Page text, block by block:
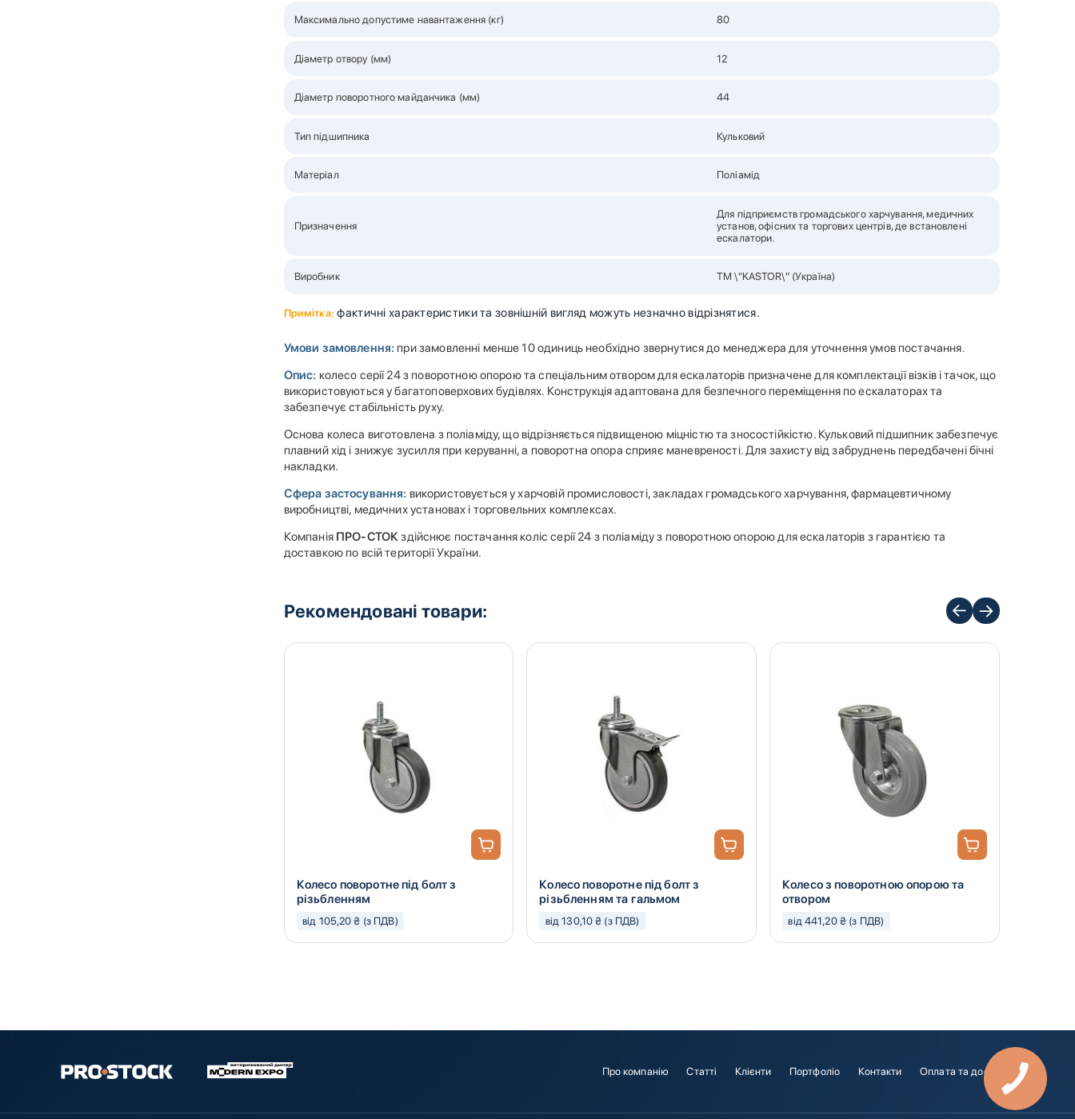
Максимально допустиме навантаження (кг) 80
Діаметр отвору (мм) 12
Діаметр поворотного майданчика (мм) 44
Тип підшипника Кульковий
Матеріал Поліамід
Призначення
Для підприємств громадського харчування, медичних
установ, офісних та торгових центрів, де встановлені
ескалатори.
Виробник ТМ \"KASTOR\" (Україна)
Примітка: фактичні характеристики та зовнішній вигляд можуть незначно відрізнятися.
Умови замовлення: при замовленні менше 10 одиниць необхідно звернутися до менеджера для уточнення умов постачання.
Опис: колесо серії 24 з поворотною опорою та спеціальним отвором для ескалаторів призначене для комплектації візків і тачок, що
використовуються у багатоповерхових будівлях. Конструкція адаптована для безпечного переміщення по ескалаторах та
забезпечує стабільність руху.
Основа колеса виготовлена з поліаміду, що відрізняється підвищеною міцністю та зносостійкістю. Кульковий підшипник забезпечує
плавний хід і знижує зусилля при керуванні, а поворотна опора сприяє маневреності. Для захисту від забруднень передбачені бічні
накладки.
Сфера застосування: використовується у харчовій промисловості, закладах громадського харчування, фармацевтичному
виробництві, медичних установах і торговельних комплексах.
Компанія ПРО-СТОКздійснює постачання коліс серії 24 з поліаміду з поворотною опорою для ескалаторів з гарантією та
доставкою по всій території України.
Рекомендовані товари:
Колесо поворотне під болт з
різьбленням
від 105,20 ₴ (з ПДВ)
Колесо поворотне під болт з
різьбленням та гальмом
від 130,10 ₴ (з ПДВ)
Колесо з поворотною опорою та
отвором
від 441,20 ₴ (з ПДВ)
Про компанію Статті Клієнти Портфоліо Контакти Оплата та доставка